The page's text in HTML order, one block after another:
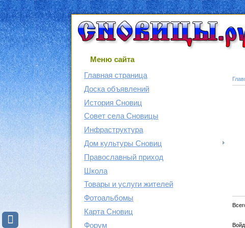
Меню сайта
Главная страница
Доска объявлений
История Сновиц
Совет села Сновицы
Инфраструктура
Дом культуры Сновиц
Православный приход
Школа
Товары и услуги жителей
Фотоальбомы
Карта Сновиц
Форум